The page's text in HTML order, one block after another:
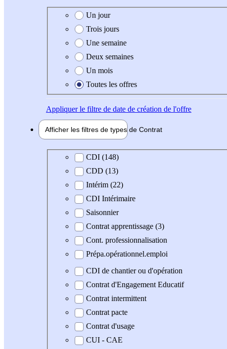
Date de création de l'offre
Un jour
Trois jours
Une semaine
Deux semaines
Un mois
Toutes les offres
Appliquerle filtre de date de création de l'offre
Afficher les filtres de types de Contrat
Type de contratCDI (148)
CDD (13)
Intérim (22)
CDI Intérimaire
Saisonnier
Contrat apprentissage (3)
Cont. professionnalisation
Prépa.opérationnel.emploi
CDI de chantier ou d'opération
Contrat d'Engagement Educatif
Contrat intermittent
Contrat pacte
Contrat d'usage
CUI - CAE